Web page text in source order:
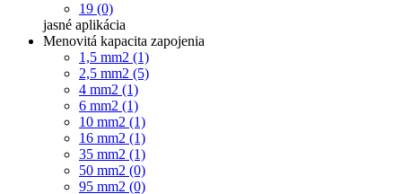
19 (0)
jasné aplikácia
Menovitá kapacita zapojenia
1,5 mm2 (1)
2,5 mm2 (5)
4 mm2 (1)
6 mm2 (1)
10 mm2 (1)
16 mm2 (1)
35 mm2 (1)
50 mm2 (0)
95 mm2 (0)